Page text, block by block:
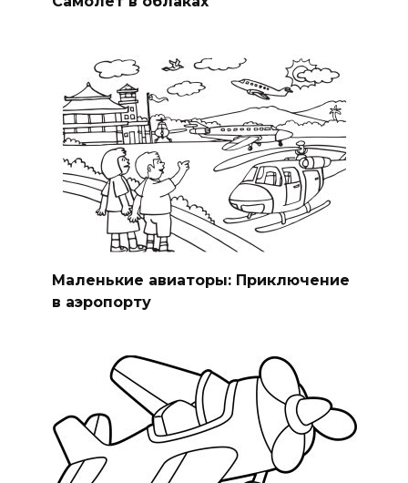
Маленькие авиаторы: Приключение
в аэропорту